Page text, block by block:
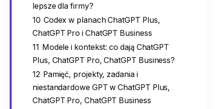
lepsze dla firmy?
10 Codex w planach ChatGPT Plus,
ChatGPT Pro i ChatGPT Business
11 Modele i kontekst: co dają ChatGPT
Plus, ChatGPT Pro, ChatGPT Business?
12 Pamięć, projekty, zadania i
niestandardowe GPT w ChatGPT Plus,
ChatGPT Pro, ChatGPT Business